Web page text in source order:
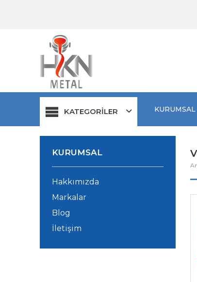
KATEGORİLER KURUMSAL
KURUMSAL
Hakkımızda
Markalar
Blog
İletişim